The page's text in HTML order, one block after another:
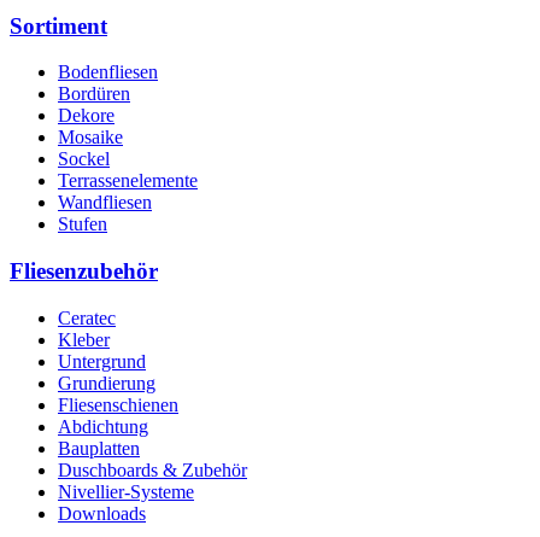
Sortiment
Bodenfliesen
Bordüren
Dekore
Mosaike
Sockel
Terrassenelemente
Wandfliesen
Stufen
Fliesenzubehör
Ceratec
Kleber
Untergrund
Grundierung
Fliesenschienen
Abdichtung
Bauplatten
Duschboards & Zubehör
Nivellier-Systeme
Downloads